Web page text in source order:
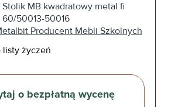
Stolik MB kwadratowy metal fi
60/50013-50016
Producent Mebli Szkolnych
listy życzeń
o bezpłatną wycenę